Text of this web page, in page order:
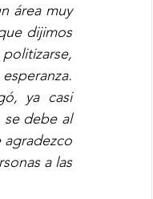
área muy
dijimos
ya casi
debe al
agradezco
a las